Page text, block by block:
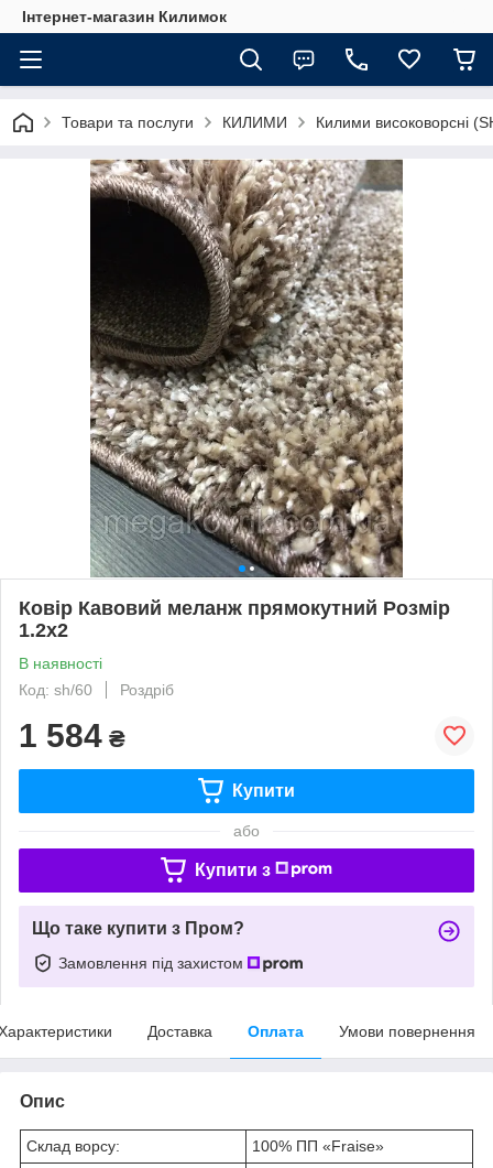
Інтернет-магазин Килимок
Товари та послуги КИЛИМИ Килими високоворсні
Ковір Кавовий меланж прямокутний Розмір
1.2х2
В наявності
Код: sh/60
Роздріб
1 584 ₴
Купити
або
Купити з
Що таке купити з Пром?
Замовлення під захистом
Доставка Оплата Умови повернення
Опис
Склад ворсу:
100% ПП «Fraise»